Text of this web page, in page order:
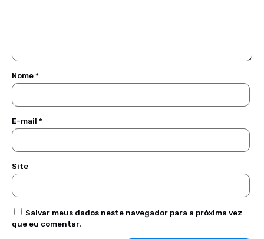
Nome *
E-mail *
Site
Salvar meus dados neste navegador para a próxima vez
que eu comentar.